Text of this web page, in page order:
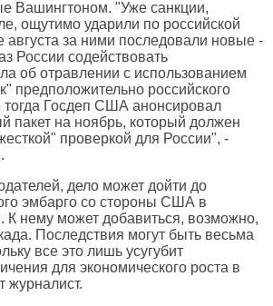
Вашингтоном. "Уже санкции,
ощутимо ударили по российской
августа за ними последовали новые -
России содействовать
об отравлении с использованием
предположительно российского
тогда Госдеп США анонсировал
пакет на ноябрь, который должен
проверкой для России", -
дело может дойти до
эмбарго со стороны США в
К нему может добавиться, возможно,
Последствия могут быть весьма
все это лишь усугубит
для экономического роста в
журналист.